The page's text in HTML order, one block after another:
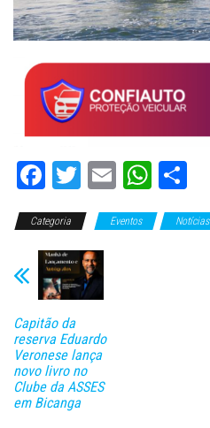
Fa
ce
bo
ok
T
wi
tt
er
E
m
ail
W
ha
ts
o
m
Categoria Eventos Notícias
Capitão da
reserva Eduardo
Veronese lança
novo livro no
Clube da ASSES
em Bicanga